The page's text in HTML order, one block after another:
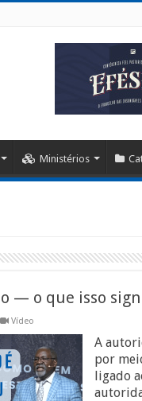
Ministérios
— o que isso
Vídeo
A
por
ligado